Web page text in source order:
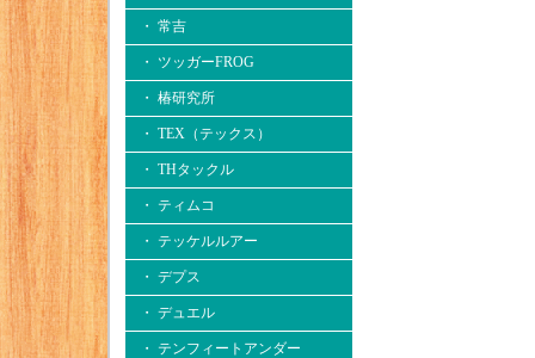
・ 常吉
・ ツッガーFROG
・ 椿研究所
・ TEX（テックス）
・ THタックル
・ ティムコ
・ テッケルルアー
・ デプス
・ デュエル
・ テンフィートアンダー